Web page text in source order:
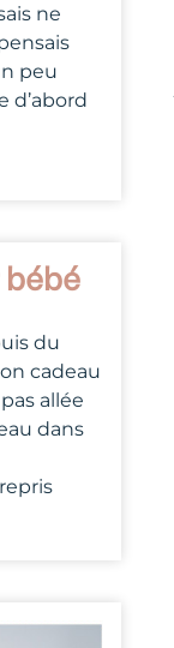
ne
peu
d’abord
du
cadeau
allée
dans